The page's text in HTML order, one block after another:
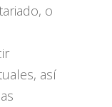
o
así